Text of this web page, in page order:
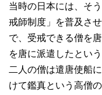
当時の日本には、そ
戒師制度」を普及さ
で、受戒できる僧を
を唐に派遣したとい
二人の僧は遣唐使船
けて鑑真という高僧